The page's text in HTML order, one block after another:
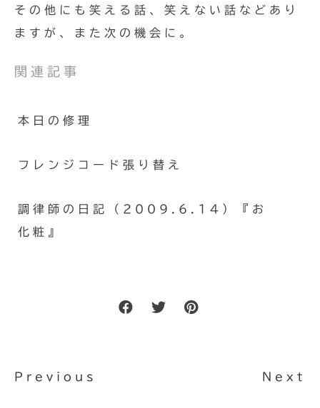
その他にも笑える話、笑えない話などあり
ますが、また次の機会に。
関連記事
本日の修理
フレンジコード張り替え
調律師の日記（2009.6.14）『お
化粧』
Previous Next